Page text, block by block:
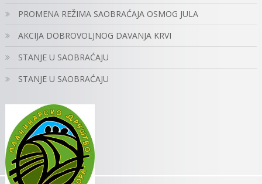
PROMENA REŽIMA SAOBRAĆAJA OSMOG JULA
AKCIJA DOBROVOLJNOG DAVANJA KRVI
STANJE U SAOBRAĆAJU
STANJE U SAOBRAĆAJU